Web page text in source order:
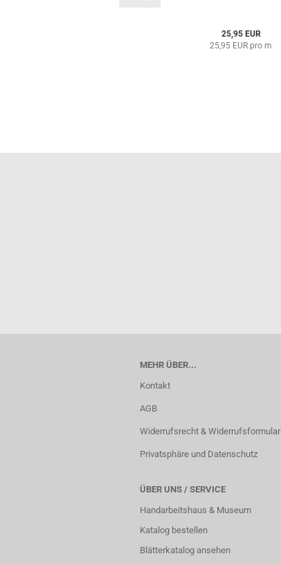
25,95 EUR
25,95 EUR pro m
MEHR ÜBER...
Kontakt
AGB
Widerrufsrecht & Widerrufsformular
Privatsphäre und Datenschutz
ÜBER UNS / SERVICE
Handarbeitshaus & Museum
Katalog bestellen
Blätterkatalog ansehen